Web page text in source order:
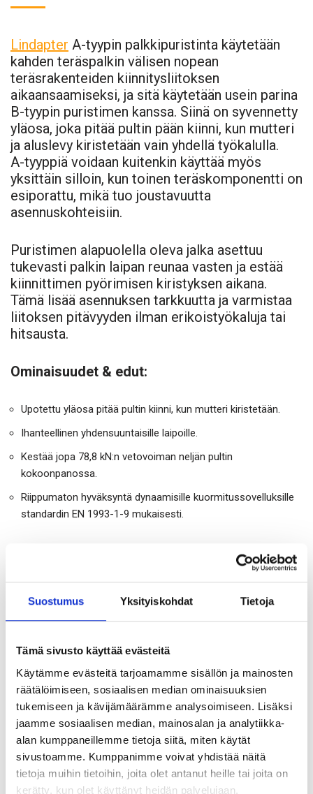
Suostumus Yksityiskohdat Tietoja
Tämä sivusto käyttää evästeitä
Käytämme evästeitä tarjoamamme sisällön ja mainosten
räätälöimiseen, sosiaalisen median ominaisuuksien
tukemiseen ja kävijämäärämme analysoimiseen. Lisäksi
jaamme sosiaalisen median, mainosalan ja analytiikka-
alan kumppaneillemme tietoja siitä, miten käytät
sivustoamme. Kumppanimme voivat yhdistää näitä
tietoja muihin tietoihin, joita olet antanut heille tai joita on
kerätty, kun olet käyttänyt heidän palvelujaan.
Lindapter A-tyypin palkkipuristinta käytetään
kahden teräspalkin välisen nopean
teräsrakenteiden kiinnitysliitoksen
aikaansaamiseksi, ja sitä käytetään usein parina
B-tyypin puristimen kanssa. Siinä on syvennetty
yläosa, joka pitää pultin pään kiinni, kun mutteri
ja aluslevy kiristetään vain yhdellä työkalulla.
A-tyyppiä voidaan kuitenkin käyttää myös
yksittäin silloin, kun toinen teräskomponentti on
esiporattu, mikä tuo joustavuutta
asennuskohteisiin.
Puristimen alapuolella oleva jalka asettuu
tukevasti palkin laipan reunaa vasten ja estää
kiinnittimen pyörimisen kiristyksen aikana.
Tämä lisää asennuksen tarkkuutta ja varmistaa
liitoksen pitävyyden ilman erikoistyökaluja tai
hitsausta.
Ominaisuudet & edut:
Upotettu yläosa pitää pultin kiinni, kun mutteri kiristetään.
Ihanteellinen yhdensuuntaisille laipoille.
Kestää jopa 78,8 kN:n vetovoiman neljän pultin
kokoonpanossa.
Riippumaton hyväksyntä dynaamisille kuormitussovelluksille
standardin EN 1993-1-9 mukaisesti.
Valmistettu muokattavasta raudasta standardin BS EN 1562
Palotekninen käyttäytyminen: A1 (teräs)
Huomio puristinen hännän korkeusmitta &
aluslevyt:
A-tyypin palkkipuristinta on saatavilla kolmella
erihännän pituudella: lyhyt, keskipitkä ja pitkä.
Tällä varmistetaan puristimen yhteensopivuus